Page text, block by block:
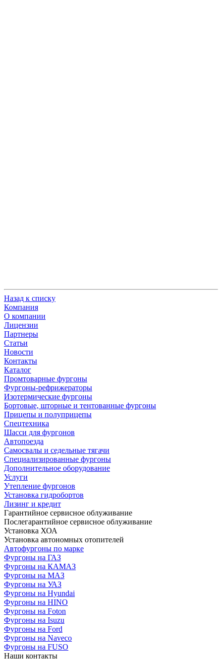
Назад к списку
Компания
О компании
Лицензии
Партнеры
Статьи
Новости
Контакты
Каталог
Промтоварные фургоны
Фургоны-рефрижераторы
Изотермические фургоны
Бортовые, шторные и тентованные фургоны
Прицепы и полуприцепы
Спецтехника
Шасси для фургонов
Автопоезда
Самосвалы и седельные тягачи
Специализированные фургоны
Дополнительное оборудование
Услуги
Утепление фургонов
Установка гидробортов
Лизинг и кредит
Гарантийное сервисное облуживание
Послегарантийное сервисное облуживание
Установка ХОА
Установка автономных отопителей
Автофургоны по марке
Фургоны на ГАЗ
Фургоны на КАМАЗ
Фургоны на МАЗ
Фургоны на УАЗ
Фургоны на Hyundai
Фургоны на HINO
Фургоны на Foton
Фургоны на Isuzu
Фургоны на Ford
Фургоны на Naveco
Фургоны на FUSO
Наши контакты